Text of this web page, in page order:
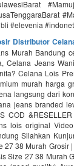
#elevenia
Distributor
Murah Bandung
Celana Jeans
Celana Lois
murah harga
langsung dari
jeans branded
COD
lois original
Silahkan
27 38 Murah Grosir
Size 27 38 Murah